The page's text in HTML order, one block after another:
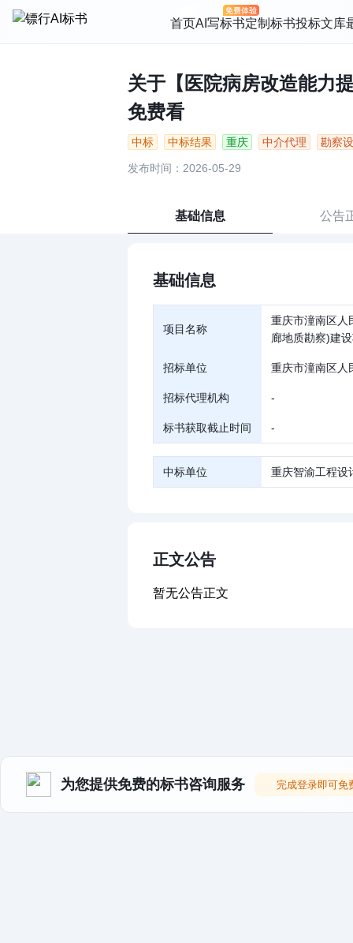
首页AI写标书定制标书投标文库
关于【医院病房改造能力
免费看
中标 中标结果 重庆 中介代理 勘察
发布时间：2026-05-29
基础信息 公告
基础信息
项目名称
重庆市潼南区人
廊地质勘察)建
招标单位 重庆市潼南区人
招标代理机构 -
标书获取截止时间 -
中标单位 重庆智渝工程设
正文公告
暂无公告正文
为您提供免费的标书咨询服务 完成登录即可免